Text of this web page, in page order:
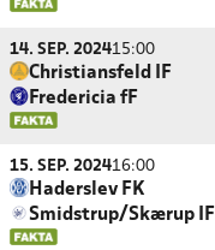
14. SEP. 202415:00
Christiansfeld IF
Fredericia fF
15. SEP. 202416:00
Haderslev FK
Smidstrup/Skærup IF